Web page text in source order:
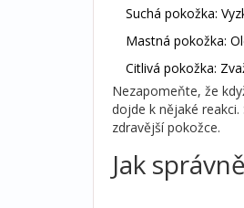
Suchá pokožka:
Mastná pokožka:
Citlivá pokožka:
Nezapomeňte, že
dojde k nějaké
zdravější pokožce.
Jak